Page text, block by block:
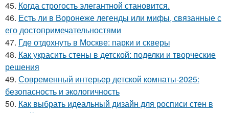
45. Когда строгость элегантной становится.
46. Есть ли в Воронеже легенды или мифы, связанные с
его достопримечательностями
47. Где отдохнуть в Москве: парки и скверы
48. Как украсить стены в детской: поделки и творческие
решения
49. Современный интерьер детской комнаты-2025:
безопасность и экологичность
50. Как выбрать идеальный дизайн для росписи стен в